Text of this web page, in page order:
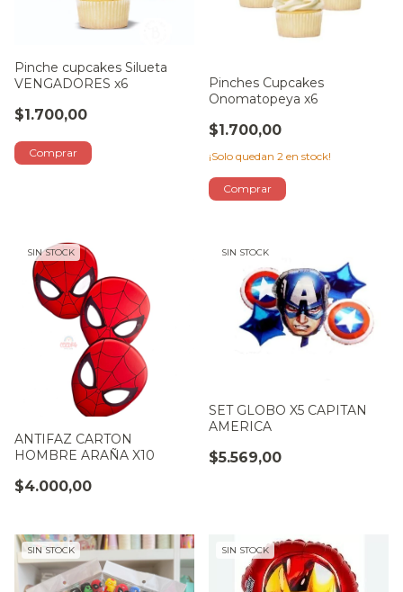
Pinche cupcakes Silueta
VENGADORES x6
$1.700,00
Pinches Cupcakes
Onomatopeya x6
$1.700,00
¡Solo quedan 2 en stock!
SIN STOCK
ANTIFAZ CARTON
HOMBRE ARAÑA X10
$4.000,00
SIN STOCK
SET GLOBO X5 CAPITAN
AMERICA
$5.569,00
SIN STOCK SIN STOCK